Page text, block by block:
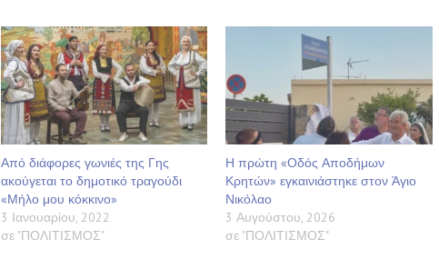
Από διάφορες γωνιές της Γης
ακούγεται το δημοτικό τραγούδι
«Μήλο μου κόκκινο»
3 Ιανουαρίου, 2022
σε "ΠΟΛΙΤΙΣΜΟΣ"
Η πρώτη «Οδός Αποδήμων
Κρητών» εγκαινιάστηκε στον Άγιο
Νικόλαο
3 Αυγούστου, 2026
σε "ΠΟΛΙΤΙΣΜΟΣ"